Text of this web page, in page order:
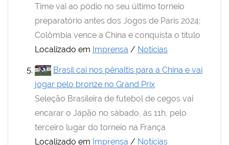
Time vai ao pódio no seu último torneio
preparatório antes dos Jogos de Paris 2024;
Colômbia vence a China e conquista o título
Localizado em Imprensa / Notícias
Brasil cai nos pênaltis para a China e vai
jogar pelo bronze no Grand Prix
Seleção Brasileira de futebol de cegos vai
encarar o Japão no sábado, às 11h, pelo
terceiro lugar do torneio na França
Localizado em Imprensa / Notícias